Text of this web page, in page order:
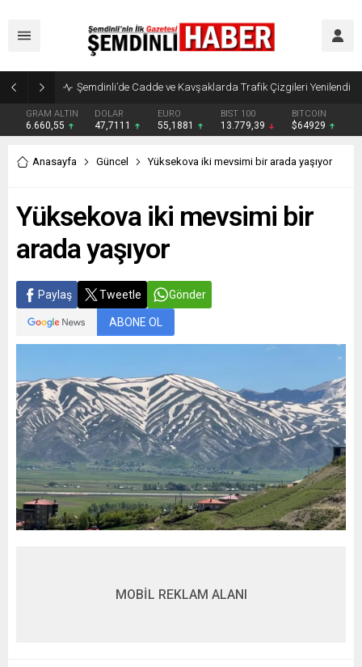
Şemdinli’de Cadde ve Kavşaklarda Trafik Çizgileri Yenilendi
GRAM ALTIN
6.660,55
DOLAR
47,7111
EURO
55,1881
BIST 100
13.779,39
BITCOIN
$64929
Anasayfa Güncel Yüksekova iki mevsimi bir arada yaşıyor
Yüksekova iki mevsimi bir
arada yaşıyor
Paylaş Tweetle Gönder
ABONE OL
MOBİL REKLAM ALANI